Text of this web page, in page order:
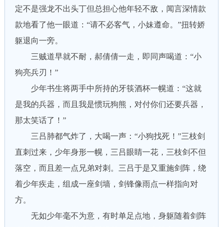
定不是强龙不出头丁但总担心他年轻不敌，闻言深情款
款地看了他一眼道：“请不必客气，小妹遵命。”扭转娇
躯退向一旁。
三贼道早就不耐，郝倩倩一走，即同声喝道：“小
狗亮兵刃！”
少年书生将两手中所持的牙筷酒杯一幌道：“这就
是我的兵器，而且我是惯玩狗熊，对付你们还要兵器，
那太笑话了！”
三吕肺都气炸了，大喝一声：“小狗找死！”三枝剑
直刺过来，少年身形一幌，三吕眼睛一花，三枝剑不但
落空，而且差一点兄弟对刺。三吕于是又重施剑阵，绕
着少年疾走，组成一座剑墙，剑锋像雨点一样指向对
方。
无如少年毫不为意，有时单足点地，身躯随着剑阵